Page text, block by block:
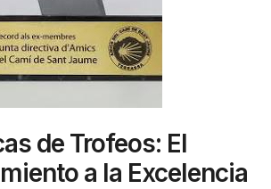
de Trofeos: El
a la Excelencia